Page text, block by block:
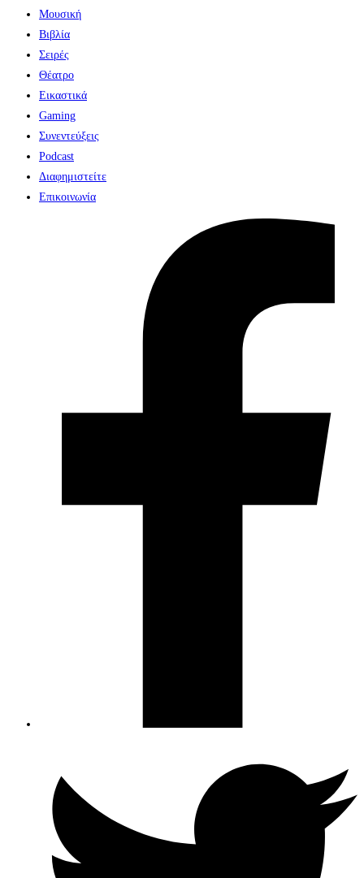
Μουσική
Βιβλία
Σειρές
Θέατρο
Εικαστικά
Gaming
Συνεντεύξεις
Podcast
Διαφημιστείτε
Επικοινωνία